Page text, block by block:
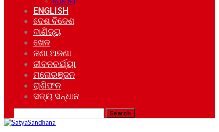
ENGLISH
ଦେଶ ବିଦେଶ
ବାଣିଜ୍ୟ
ଖେଳ
ଜଣା ଅଜଣା
ଜୀବନଚର୍ଯ୍ୟା
ମନୋରଞ୍ଜନ
ରାଶିଫଳ
ସତ୍ୟ ସନ୍ଧାନ